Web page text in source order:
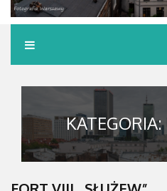
KATEGORIA: